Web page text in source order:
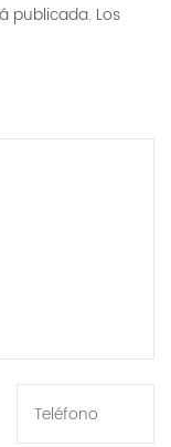
publicada. Los